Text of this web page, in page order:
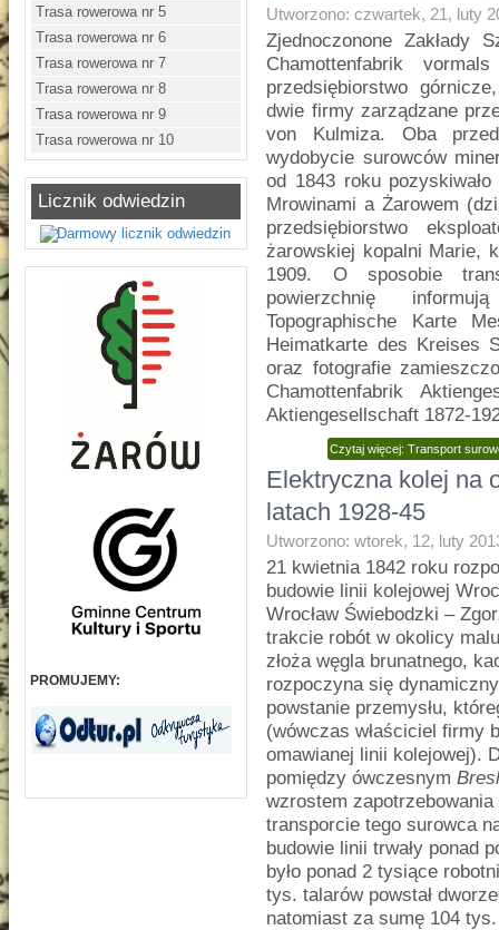
Trasa rowerowa nr 5
Trasa rowerowa nr 6
Trasa rowerowa nr 7
Trasa rowerowa nr 8
Trasa rowerowa nr 9
Trasa rowerowa nr 10
Licznik odwiedzin
PROMUJEMY:
Utworzono: czwartek, 21, luty
Zjednoczonone Zakłady
Chamottenfabrik
przedsiębiorstwo
dwie firmy zarządzane
von Kulmiza. Oba
wydobycie surowców
od 1843 roku
Mrowinami a Żarowem
przedsiębiorstwo
żarowskiej kopalni Marie,
1909. O sposobie
powierzchnię
Topographische Karte
Heimatkarte des Kreises
oraz fotografie
Chamottenfabrik
Aktiengesellschaft 1872-
Czytaj więcej: Transport
Elektryczna kolej na
latach 1928-45
Utworzono: wtorek, 12, luty
21 kwietnia 1842 roku
budowie linii kolejowej
Wrocław Świebodzki –
trakcie robót w okolicy
złoża węgla brunatnego,
rozpoczyna się
powstanie przemysłu,
(wówczas właściciel firmy
omawianej linii kolejowej).
pomiędzy ówczesnym
wzrostem
transporcie tego surowca
budowie linii trwały ponad
było ponad 2 tysiące
tys. talarów powstał
natomiast za sumę 104